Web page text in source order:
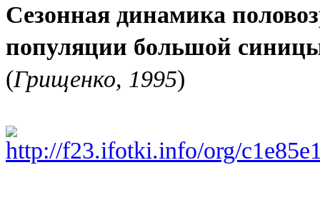
Сезонная динамика
популяции большой
(Грищенко, 1995)